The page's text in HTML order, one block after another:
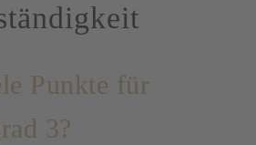
Punkte für
3?